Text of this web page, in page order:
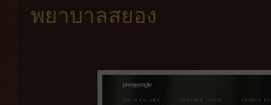
พยาบาลสยอง